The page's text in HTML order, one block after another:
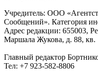
Учредитель: ООО
Сообщений». Категория
Адрес редакции: 655003,
Маршала Жукова, д. 88, кв.
Главный редактор
Тел: +7 923-582-8806